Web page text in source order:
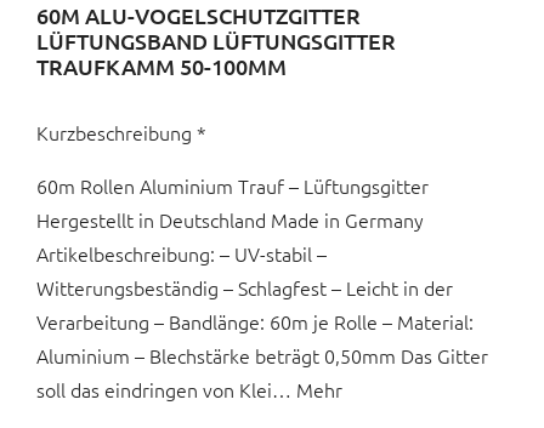
60M ALU-VOGELSCHUTZGITTER
LÜFTUNGSBAND LÜFTUNGSGITTER
TRAUFKAMM 50-100MM
Kurzbeschreibung *
60m Rollen Aluminium Trauf – Lüftungsgitter
Hergestellt in Deutschland Made in Germany
Artikelbeschreibung: – UV-stabil –
Witterungsbeständig – Schlagfest – Leicht in der
Verarbeitung – Bandlänge: 60m je Rolle – Material:
Aluminium – Blechstärke beträgt 0,50mm Das Gitter
soll das eindringen von Klei… Mehr